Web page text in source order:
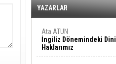
YAZARLAR
Ata ATUN
İngiliz Dönemindeki Dini
Haklarımız